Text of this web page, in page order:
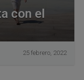
con el
25 febrero, 2022